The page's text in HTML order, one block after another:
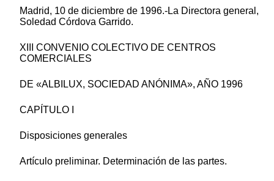
Madrid, 10 de diciembre de 1996.-La Directora general,
Soledad Córdova Garrido.
XIII CONVENIO COLECTIVO DE CENTROS
COMERCIALES
DE «ALBILUX, SOCIEDAD ANÓNIMA», AÑO 1996
CAPÍTULO I
Disposiciones generales
Artículo preliminar. Determinación de las partes.